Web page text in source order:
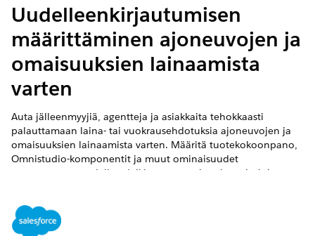
Uudelleenkirjautumisen
määrittäminen ajoneuvojen ja
omaisuuksien lainaamista
varten
Auta jälleenmyyjiä, agentteja ja asiakkaita tehokkaasti
palauttamaan laina- tai vuokrausehdotuksia ajoneuvojen ja
omaisuuksien lainaamista varten. Määritä tuotekokoonpano,
Omnistudio-komponentit ja muut ominaisuudet
saumattoman uudelleenleikkausprosessin takaamiseksi.
löytääksesi parempia tarjouksia. Määritä Ehtoihin perustuva
haku ja suodatin muuttaaksesi ehdotuksessa valittua